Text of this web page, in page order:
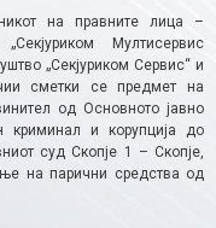
на правните лица –
Мултисервис
„Секјуриком Сервис“ и
сметки се предмет на
од Основното јавно
криминал и корупција до
суд Скопје 1 – Скопје,
на парични средства од